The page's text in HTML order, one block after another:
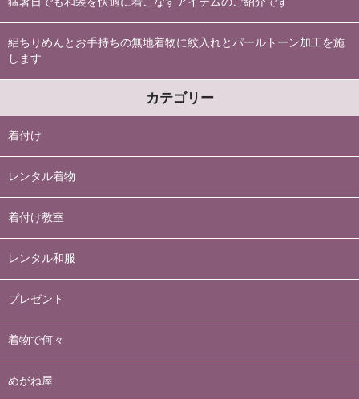
絽ちりめんとお手持ちの無地着物に紋入れとパールトーン加工を施
します
カテゴリー
着付け
レンタル着物
着付け教室
レンタル和服
プレゼント
着物で何々
めがね屋